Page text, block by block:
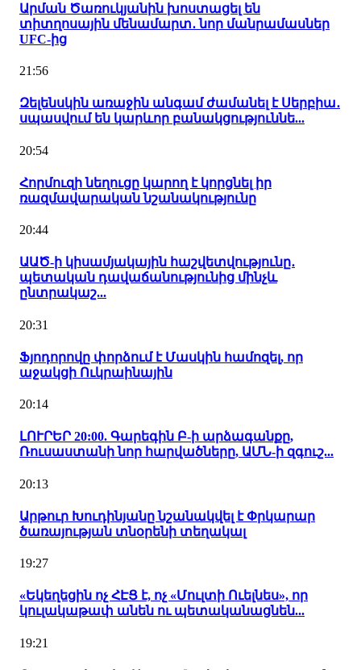
Արման Ծառուկյանին խոստացել են
տիտղոսային մենամարտ․ նոր մանրամասներ
UFC-ից
21:56
Զելենսկին առաջին անգամ ժամանել է Սերբիա․
սպասվում են կարևոր բանակցություննե...
20:54
Հորմուզի նեղուցը կարող է կորցնել իր
ռազմավարական նշանակությունը
20:44
ԱԱԾ-ի կիսամյակային հաշվետվությունը․
պետական դավաճանությունից մինչև
ընտրակաշ...
20:31
Ֆյոդորովը փորձում է Մասկին համոզել, որ
աջակցի Ուկրաինային
20:14
ԼՈՒՐԵՐ 20:00. Գարեգին Բ-ի արձագանքը,
Ռուսաստանի նոր հարվածները, ԱՄՆ-ի զգուշ...
20:13
Արթուր Խուդինյանը նշանակվել է Փրկարար
ծառայության տնօրենի տեղակալ
19:27
«Եկեղեցին ոչ ՀԷՑ է, ոչ «Մուլտի Ուելնես», որ
կուլակաթափ անեն ու պետականացնեն...
19:21